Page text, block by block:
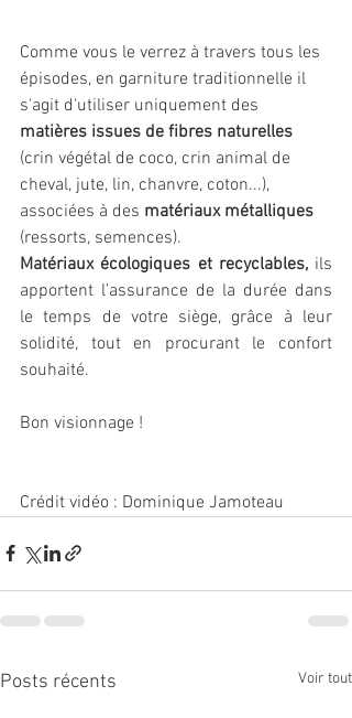
Comme vous le verrez à travers tous les
épisodes, en garniture traditionnelle il
s'agit d'utiliser uniquement des
matières issues de fibres naturelles
(crin végétal de coco, crin animal de
cheval, jute, lin, chanvre, coton...),
associées à des matériaux métalliques
(ressorts, semences).
Matériaux écologiques et recyclables, ils
apportent l’assurance de la durée dans
le temps de votre siège, grâce à leur
solidité, tout en procurant le confort
souhaité.
Bon visionnage !
Crédit vidéo : Dominique Jamoteau
Posts récents Voir tout